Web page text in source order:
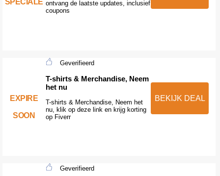
SPECIALE ontvang de laatste updates, inclusief
coupons
EXPIRE
SOON
Geverifieerd
T-shirts & Merchandise, Neem
het nu
T-shirts & Merchandise, Neem het
nu, klik op deze link en krijg korting
op Fiverr
BEKIJK DEAL
Geverifieerd